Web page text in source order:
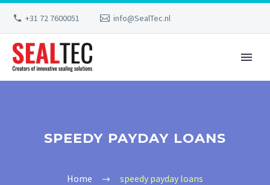
+31 72 7600051 info@SealTec.nl
SPEEDY PAYDAY LOANS
Home speedy payday loans